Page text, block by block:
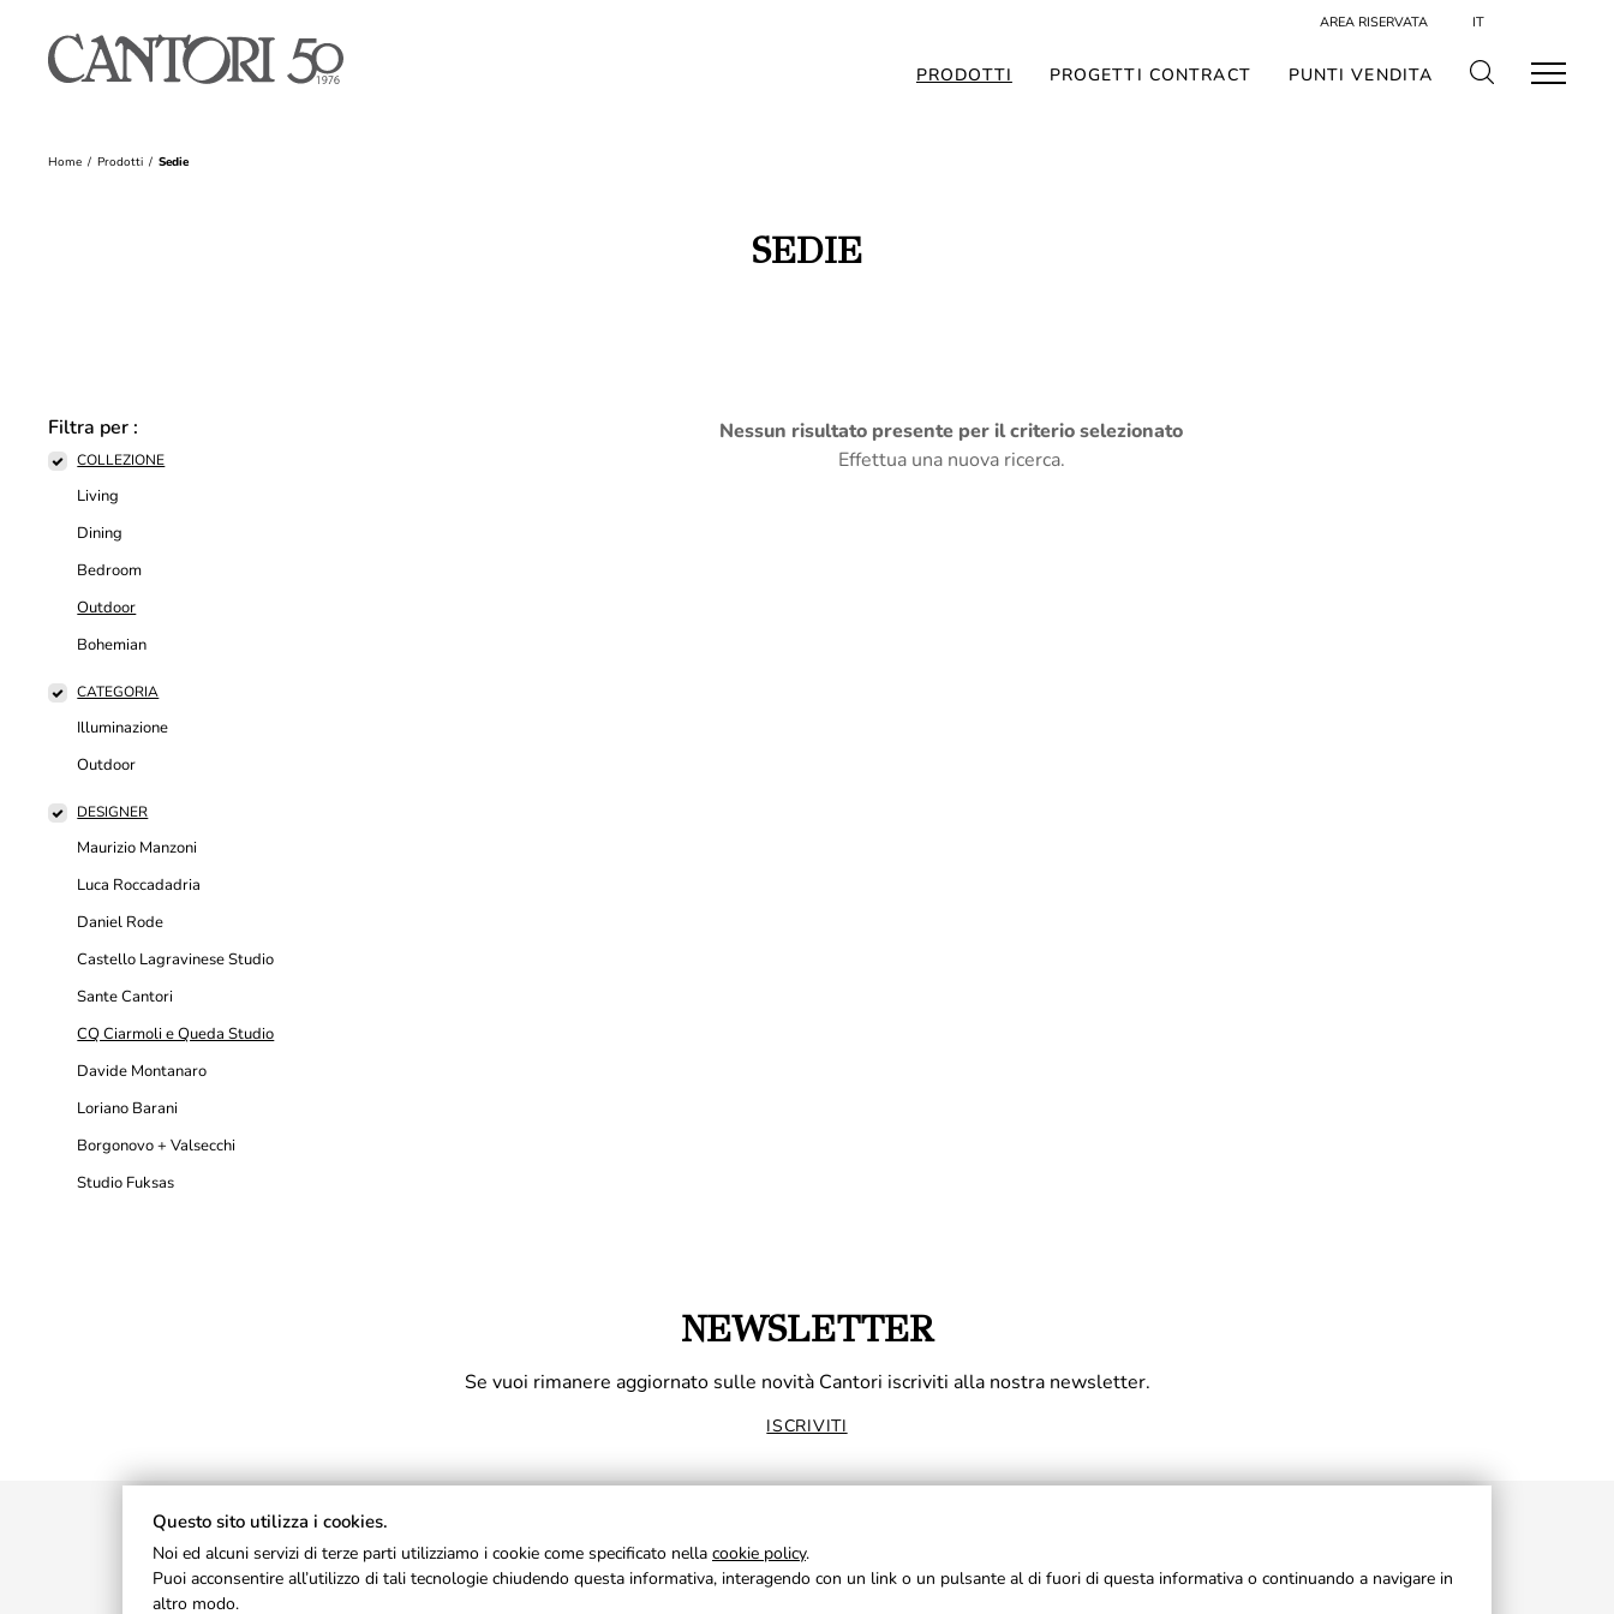
AREA RISERVATA IT
PRODOTTI PROGETTI CONTRACT PUNTI VENDITA
Home Prodotti Sedie
SEDIE
Filtra per :
COLLEZIONE
Living
Dining
Bedroom
Outdoor
Bohemian
CATEGORIA
Illuminazione
Outdoor
DESIGNER
Maurizio Manzoni
Luca Roccadadria
Daniel Rode
Castello Lagravinese Studio
Sante Cantori
CQ Ciarmoli e Queda Studio
Davide Montanaro
Loriano Barani
Borgonovo + Valsecchi
Studio Fuksas
Nessun risultato presente per il criterio selezionato
Effettua una nuova ricerca.
NEWSLETTER
Se vuoi rimanere aggiornato sulle novità Cantori iscriviti alla nostra newsletter.
ISCRIVITI
Questo sito utilizza i cookies.
Noi ed alcuni servizi di terze parti utilizziamo i cookie come specificato nella cookie policy.
Puoi acconsentire all’utilizzo di tali tecnologie chiudendo questa informativa, interagendo con un link o un pulsante al di fuori di questa informativa o continuando a navigare in
altro modo.